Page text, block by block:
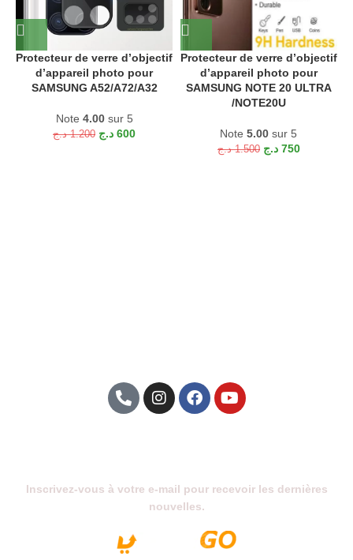
Protecteur de verre d’objectif
d’appareil photo pour
SAMSUNG A52/A72/A32
Note 4.00sur 5
1.200 د.ج 600 د.ج
Protecteur de verre d’objectif
d’appareil photo pour
SAMSUNG NOTE 20 ULTRA
/NOTE20U
Note5.00 sur 5
1.500 د.ج 750 د.ج
Inscrivez-vous à votre e-mail pour recevoir les dernières
nouvelles.